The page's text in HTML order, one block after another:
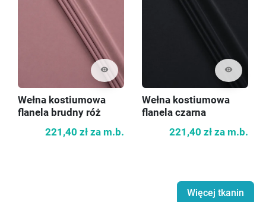
visibility
Wełna kostiumowa
flanela brudny róż
221,40 zł za m.b.
visibility
Wełna kostiumowa
flanela czarna
221,40 zł za m.b.
Więcej tkanin